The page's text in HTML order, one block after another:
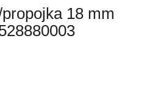
18 mm